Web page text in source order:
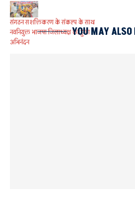
संगठन सशक्तिकरण के संकल्प के साथ
नवनियुक्त भाजपा जिलाध्यक्ष का हुआ
अभिनंदन
YOU MAY ALSO